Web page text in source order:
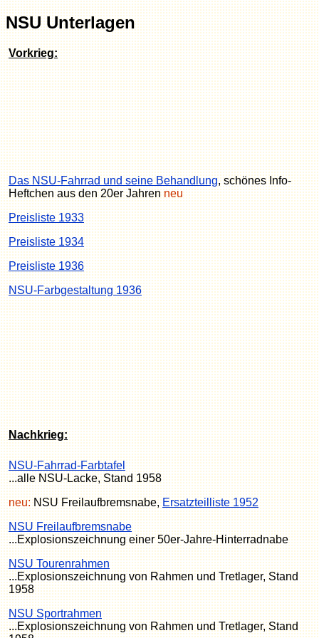
NSU Unterlagen
Vorkrieg:
Das NSU-Fahrrad und seine Behandlung, schönes Info-
Heftchen aus den 20er Jahrenneu
Preisliste 1933
Preisliste 1934
Preisliste 1936
NSU-Farbgestaltung 1936
Nachkrieg:
NSU-Fahrrad-Farbtafel
...alle NSU-Lacke, Stand 1958
neu:NSU Freilaufbremsnabe,Ersatzteilliste 1952
NSU Freilaufbremsnabe
...Explosionszeichnung einer 50er-Jahre-Hinterradnabe
NSU Tourenrahmen
...Explosionszeichnung von Rahmen und Tretlager, Stand
1958
NSU Sportrahmen
...Explosionszeichnung von Rahmen und Tretlager, Stand